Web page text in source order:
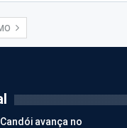
Candói avança no